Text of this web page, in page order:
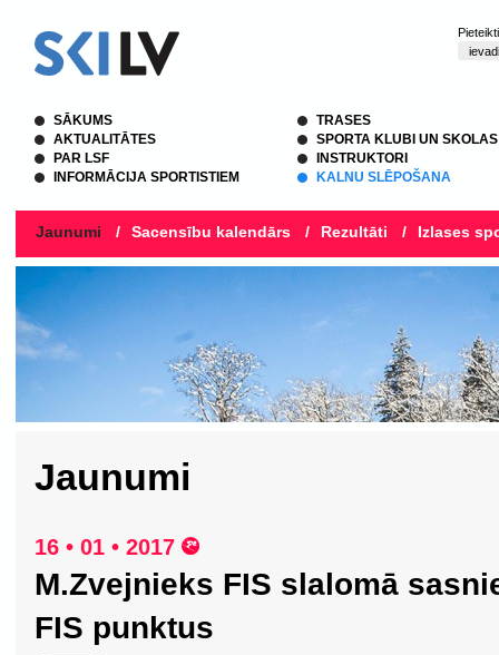
SĀKUMS
AKTUALITĀTES
PAR LSF
INFORMĀCIJA SPORTISTIEM
TRASES
SPORTA KLUBI UN SKOLAS
INSTRUKTORI
KALNU SLĒPOŠANA
Jaunumi / Sacensību kalendārs / Rezultāti / Izlases
Jaunumi
16 • 01 • 2017
M.Zvejnieks FIS slalomā
FIS punktus